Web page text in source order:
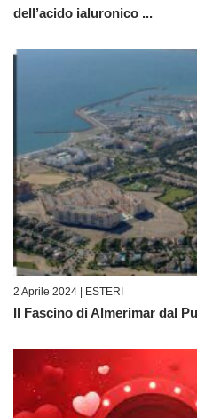
dell’acido ialuronico ...
2 Aprile 2024 | ESTERI
Il Fascino di Almerimar dal